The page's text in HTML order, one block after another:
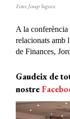
Foto: Josep Segura
A la conferència
relacionats amb
de Finances,
Gaudeix de
nostre